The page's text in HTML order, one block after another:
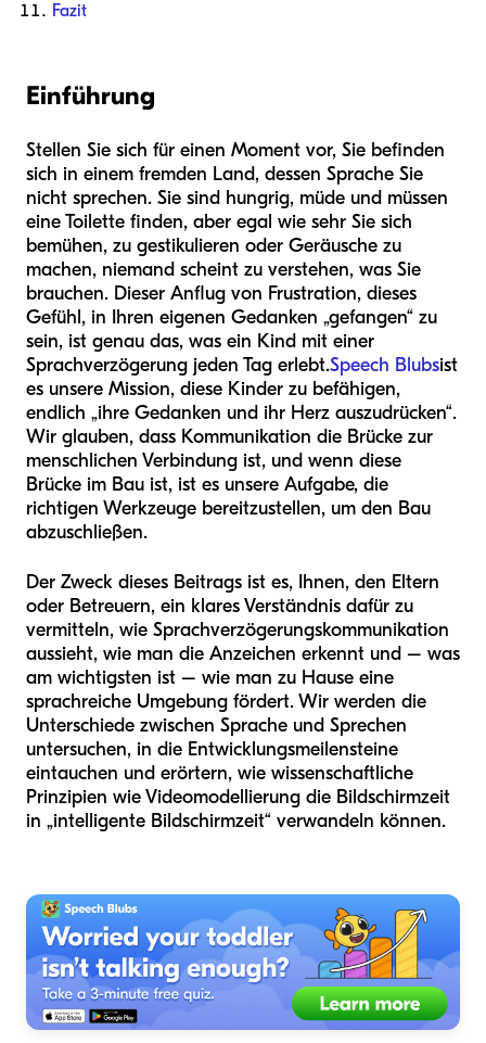
Fazit
Einführung
Stellen Sie sich für einen Moment vor, Sie befinden
sich in einem fremden Land, dessen Sprache Sie
nicht sprechen. Sie sind hungrig, müde und müssen
eine Toilette finden, aber egal wie sehr Sie sich
bemühen, zu gestikulieren oder Geräusche zu
machen, niemand scheint zu verstehen, was Sie
brauchen. Dieser Anflug von Frustration, dieses
Gefühl, in Ihren eigenen Gedanken „gefangen“ zu
sein, ist genau das, was ein Kind mit einer
Sprachverzögerung jeden Tag erlebt.Speech Blubsist
es unsere Mission, diese Kinder zu befähigen,
endlich „ihre Gedanken und ihr Herz auszudrücken“.
Wir glauben, dass Kommunikation die Brücke zur
menschlichen Verbindung ist, und wenn diese
Brücke im Bau ist, ist es unsere Aufgabe, die
richtigen Werkzeuge bereitzustellen, um den Bau
abzuschließen.
Der Zweck dieses Beitrags ist es, Ihnen, den Eltern
oder Betreuern, ein klares Verständnis dafür zu
vermitteln, wie Sprachverzögerungskommunikation
aussieht, wie man die Anzeichen erkennt und – was
am wichtigsten ist – wie man zu Hause eine
sprachreiche Umgebung fördert. Wir werden die
Unterschiede zwischen Sprache und Sprechen
untersuchen, in die Entwicklungsmeilensteine
eintauchen und erörtern, wie wissenschaftliche
Prinzipien wie Videomodellierung die Bildschirmzeit
in „intelligente Bildschirmzeit“ verwandeln können.